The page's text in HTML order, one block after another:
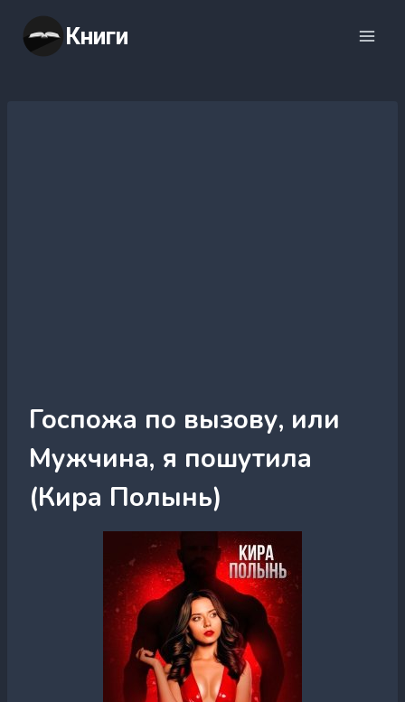
содержимому
Книги
Госпожа по вызову, или
Мужчина, я пошутила
(Кира Полынь)